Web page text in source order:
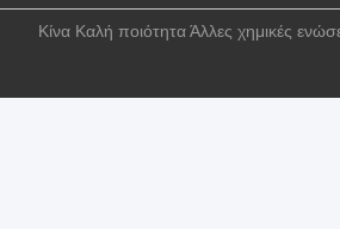
Κίνα Καλή ποιότητα Άλλες χημικές